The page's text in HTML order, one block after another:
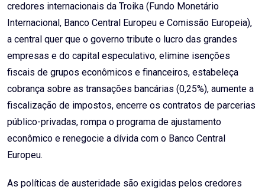
credores internacionais da Troika (Fundo Monetário
Internacional, Banco Central Europeu e Comissão Europeia),
a central quer que o governo tribute o lucro das grandes
empresas e do capital especulativo, elimine isenções
fiscais de grupos econômicos e financeiros, estabeleça
cobrança sobre as transações bancárias (0,25%), aumente a
fiscalização de impostos, encerre os contratos de parcerias
público-privadas, rompa o programa de ajustamento
econômico e renegocie a dívida com o Banco Central
Europeu.
As políticas de austeridade são exigidas pelos credores